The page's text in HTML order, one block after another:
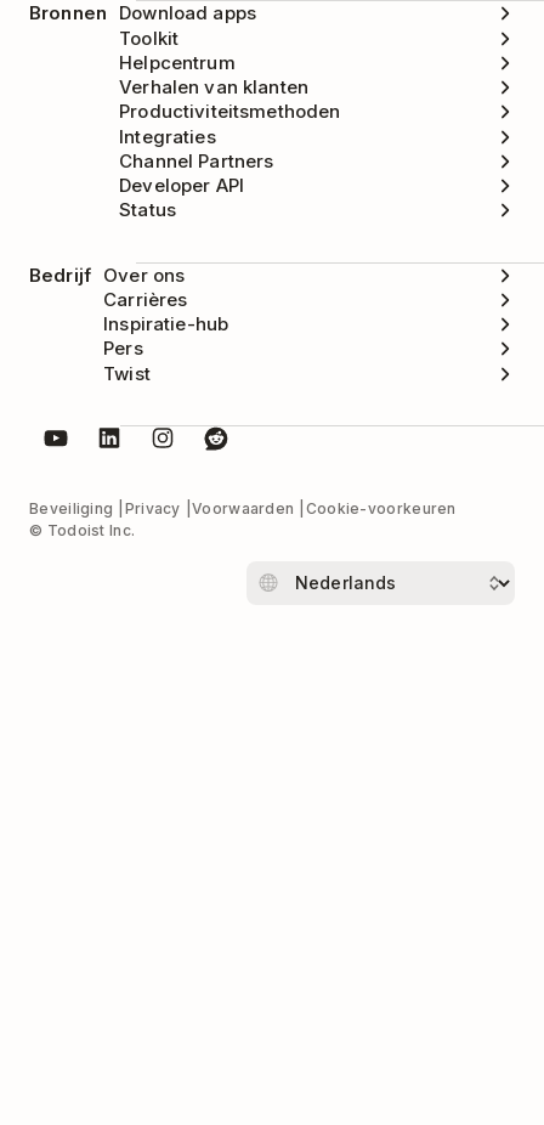
Bronnen
Download apps
Toolkit
Helpcentrum
Verhalen van klanten
Productiviteitsmethoden
Integraties
Channel Partners
Developer API
Status
Bedrijf Over ons
Carrières
Inspiratie-hub
Pers
Twist
Beveiliging Privacy Voorwaarden
Cookie-voorkeuren
© Todoist Inc.